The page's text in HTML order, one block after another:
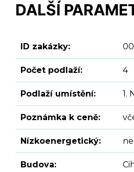
DALŠÍ
ID zakázky:
Počet podlaží: 4
Podlaží umístění: 1.
Poznámka k ceně:
Nízkoenergetický: ne
Budova: